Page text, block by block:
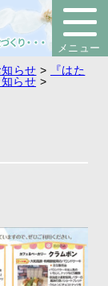
知らせ >
『はた
らせ >